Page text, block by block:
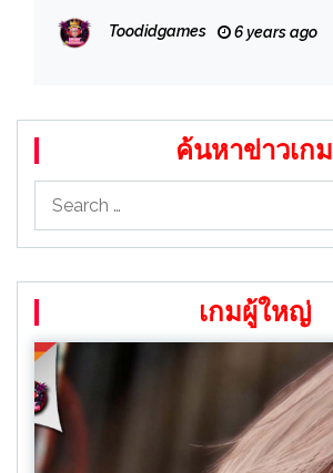
Toodidgames 6 years ago
ค้นหาข่าวเกม
for:
เกมผู้ใหญ่